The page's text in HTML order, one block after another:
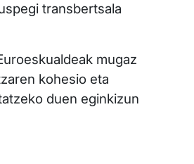
transbertsala
mugaz
kohesio eta
duen eginkizun